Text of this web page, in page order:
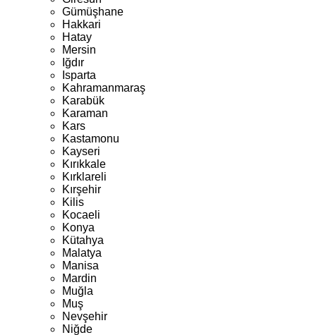
Gümüşhane
Hakkari
Hatay
Mersin
Iğdır
Isparta
Kahramanmaraş
Karabük
Karaman
Kars
Kastamonu
Kayseri
Kırıkkale
Kırklareli
Kırşehir
Kilis
Kocaeli
Konya
Kütahya
Malatya
Manisa
Mardin
Muğla
Muş
Nevşehir
Niğde